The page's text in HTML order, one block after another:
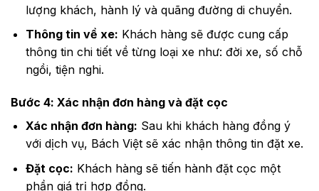
lượng khách, hành lý và quãng đường di chuyển.
Thông tin về xe: Khách hàng sẽ được cung cấp
thông tin chi tiết về từng loại xe như: đời xe, số chỗ
ngồi, tiện nghi.
Bước 4: Xác nhận đơn hàng và đặt cọc
Xác nhận đơn hàng: Sau khi khách hàng đồng ý
với dịch vụ, Bách Việt sẽ xác nhận thông tin đặt xe.
Đặt cọc: Khách hàng sẽ tiến hành đặt cọc một
phần giá trị hợp đồng.